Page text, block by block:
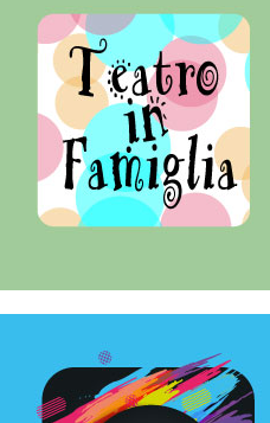
Teatro in famiglia
Teatro In Famiglia è una
rassegna di teatro concepita
per far condividere e godere
del teatro all’intera famiglia.
Continua